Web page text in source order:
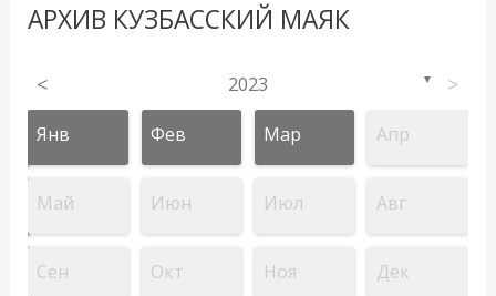
АРХИВ КУЗБАССКИЙ МАЯК
< 2023 ▼ >
Янв Фев Мар Апр
Май Июн Июл Авг
Сен Окт Ноя Дек